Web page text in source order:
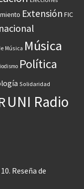
Extensión FIC
Música Música
Política
Solidaridad
UNI Radio
Reseña de